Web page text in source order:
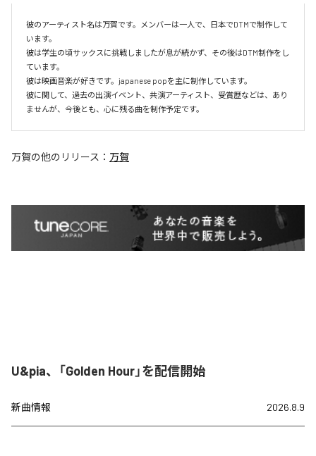
彼のアーティスト名は万賀です。メンバーは一人で、日本でDTMで制作して
います。
彼は学生の頃サックスに挑戦しましたが息が続かず、その後はDTM制作をし
ています。
彼は映画音楽が好きです。japanese popを主に制作しています。
彼に関して、過去の出演イベント、共演アーティスト、受賞歴などは、あり
ませんが、今後とも、心に残る曲を制作予定です。
万賀の他のリリース： 万賀
U&pia、「Golden Hour」を配信開始
新曲情報 2026.8.9